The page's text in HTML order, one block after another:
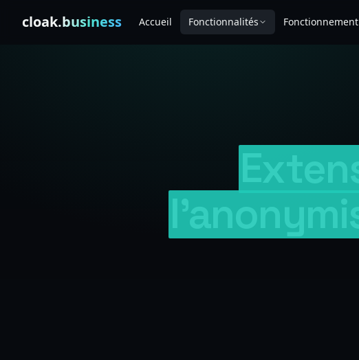
cloak.business Accueil Fonctionnalités Fonctionnement